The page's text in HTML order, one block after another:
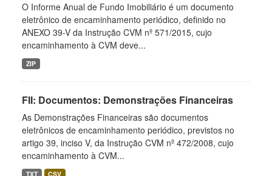
O Informe Anual de Fundo Imobiliário é um documento
eletrônico de encaminhamento periódico, definido no
ANEXO 39-V da Instrução CVM nº 571/2015, cujo
encaminhamento à CVM deve...
ZIP
FII: Documentos: Demonstrações Financeiras
As Demonstrações Financeiras são documentos
eletrônicos de encaminhamento periódico, previstos no
artigo 39, inciso V, da Instrução CVM nº 472/2008, cujo
encaminhamento à CVM...
TXT CSV